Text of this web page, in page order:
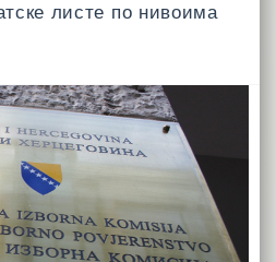
листе по нивоима